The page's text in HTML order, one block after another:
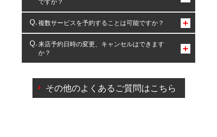
ですか？
コクピット・タイヤ館のみとなります。
複数サービスを予約することは可能ですか？
複数サービスのご予約は可能です。
一部の商品・サービスの組み合わせに限り、同時にご予約が
出来ないものもございます。
来店予約日時の変更、キャンセルはできます
か？
ご来店予約日の3営業日前を過ぎている場合のご予約
の日時変更につきましては、直接ご予約の店舗まで
その他のよくあるご質問はこちら